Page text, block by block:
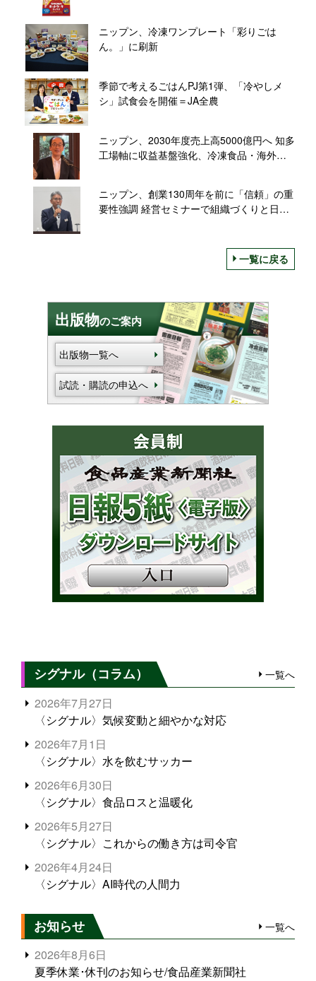
ニップン、冷凍ワンプレート「彩りごは
ん。」に刷新
季節で考えるごはんPJ第1弾、「冷やしメ
シ」試食会を開催＝JA全農
ニップン、2030年度売上高5000億円へ 知多
工場軸に収益基盤強化、冷凍食品・海外を
ニップン、創業130周年を前に「信頼」の重
要性強調 経営セミナーで組織づくりと日本
一覧に戻る
出版物のご案内
出版物一覧へ
試読・購読の申込へ
シグナル（コラム） 一覧へ
2026年7月27日
〈シグナル〉気候変動と細やかな対応
2026年7月1日
〈シグナル〉水を飲むサッカー
2026年6月30日
〈シグナル〉食品ロスと温暖化
2026年5月27日
〈シグナル〉これからの働き方は司令官
2026年4月24日
〈シグナル〉AI時代の人間力
お知らせ 一覧へ
2026年8月6日
夏季休業･休刊のお知らせ/食品産業新聞社